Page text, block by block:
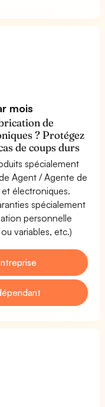
mois
de
? Protégez
de coups durs
spécialement
Agent / Agente de
électroniques.
spécialement
personnelle
variables, etc.)